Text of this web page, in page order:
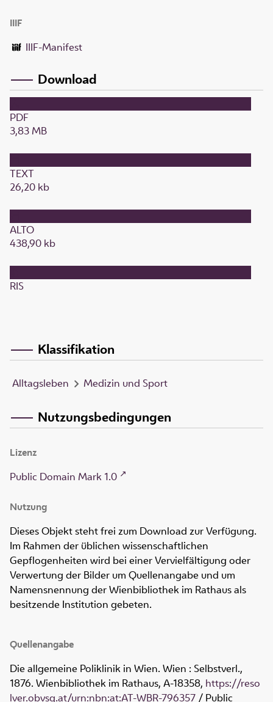
IIIF
IIIF-Manifest
Download
PDF
3,83 MB
TEXT
26,20 kb
ALTO
438,90 kb
RIS
Klassifikation
Alltagsleben Medizin und Sport
Nutzungsbedingungen
Lizenz
Public Domain Mark 1.0
Nutzung
Dieses Objekt steht frei zum Download zur Verfügung.
Im Rahmen der üblichen wissenschaftlichen
Gepflogenheiten wird bei einer Vervielfältigung oder
Verwertung der Bilder um Quellenangabe und um
Namensnennung der Wienbibliothek im Rathaus als
besitzende Institution gebeten.
Quellenangabe
Die allgemeine Poliklinik in Wien. Wien : Selbstverl.,
1876. Wienbibliothek im Rathaus, A-18358, https://reso
lver.obvsg.at/urn:nbn:at:AT-WBR-796357 / Public